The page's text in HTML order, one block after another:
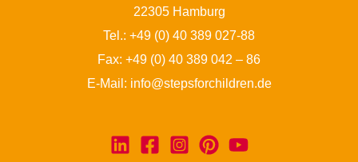
22305 Hamburg
Tel.: +49 (0) 40 389 027-88
Fax: +49 (0) 40 389 042 – 86
E-Mail: info@stepsforchildren.de